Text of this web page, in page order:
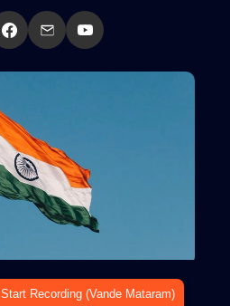
Start Recording (Vande Mataram)